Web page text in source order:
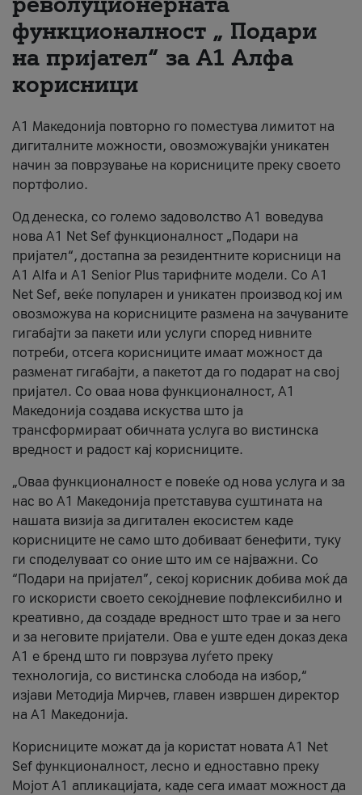
За нас
#ПодобарОнлајн
функционалност „ Подари
на пријател“ за А1 Алфа
корисници
А1 Македонија повторно го поместува лимитот на
дигиталните можности, овозможувајќи уникатен
начин за поврзување на корисниците преку своето
портфолио.
Од денеска, со големо задоволство А1 воведува
нова A1 Net Sef функционалност „Подари на
пријател“, достапна за резидентните корисници на
А1 Alfa и A1 Senior Plus тарифните модели. Со A1
Net Sef, веќе популарен и уникатен производ кој им
овозможува на корисниците размена на зачуваните
гигабајти за пакети или услуги според нивните
потреби, отсега корисниците имаат можност да
разменат гигабајти, а пакетот да го подарат на свој
пријател. Со оваа нова функционалност, А1
Македонија создава искуства што ја
трансформираат обичната услуга во вистинска
вредност и радост кај корисниците.
„Оваа функционалност е повеќе од нова услуга и за
нас во А1 Македонија претставува суштината на
нашата визија за дигитален екосистем каде
корисниците не само што добиваат бенефити, туку
ги споделуваат со оние што им се најважни. Со
“Подари на пријател”, секој корисник добива моќ да
го искористи своето секојдневие пофлексибилно и
креативно, да создаде вредност што трае и за него
и за неговите пријатели. Ова е уште еден доказ дека
А1 е бренд што ги поврзува луѓето преку
технологија, со вистинска слобода на избор,“
изјави Методија Мирчев, главен извршен директор
на А1 Македонија.
Корисниците можат да ја користат новата А1 Net
Sef функционалност, лесно и едноставно преку
Мојот А1 апликацијата, каде сега имаат можност да